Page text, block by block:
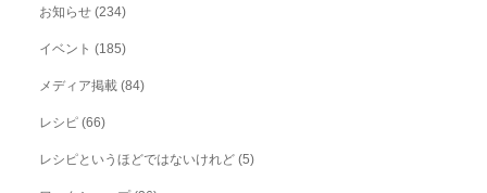
お知らせ (234)
イベント (185)
メディア掲載 (84)
レシピ (66)
レシピというほどではないけれど (5)